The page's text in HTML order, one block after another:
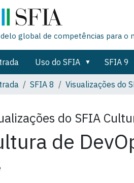
global de competências para o
Uso do SFIA SFIA 9
SFIA 8 Visualizações do
do SFIA
de